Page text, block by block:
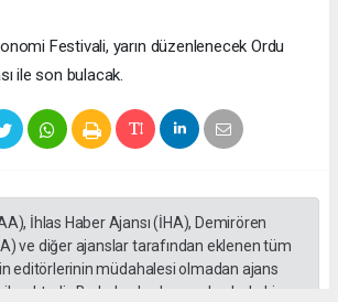
Festivali, yarın düzenlenecek Ordu
ile son bulacak.
İhlas Haber Ajansı (İHA), Demirören
ve diğer ajanslar tarafından eklenen tüm
editörlerinin müdahalesi olmadan ajans
Bu haberlerde yer alan hukuki